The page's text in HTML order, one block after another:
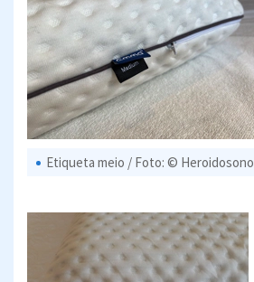
Etiqueta meio / Foto: © Heroidosono